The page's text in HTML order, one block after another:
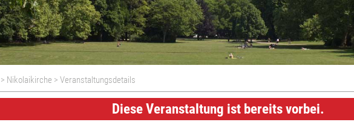
> Nikolaikirche > Veranstaltungsdetails
Diese Veranstaltung ist bereits vorbei.